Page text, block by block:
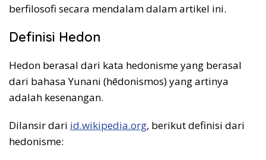
berfilosofi secara mendalam dalam artikel ini.
Definisi Hedon
Hedon berasal dari kata hedonisme yang berasal
dari bahasa Yunani (hēdonismos) yang artinya
adalah kesenangan.
Dilansir dari id.wikipedia.org, berikut definisi dari
hedonisme: